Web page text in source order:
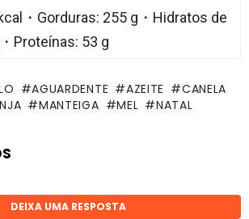
・Gorduras: 255 g・Hidratos de
Proteínas: 53 g
AGUARDENTE AZEITE
CANELA
MANTEIGA MEL
NATAL
DEIXA UMA RESPOSTA